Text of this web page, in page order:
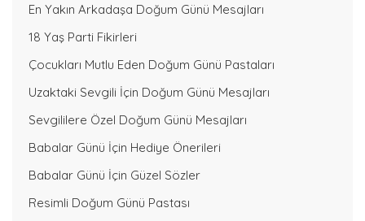
En Yakın Arkadaşa Doğum Günü Mesajları
18 Yaş Parti Fikirleri
Çocukları Mutlu Eden Doğum Günü Pastaları
Uzaktaki Sevgili İçin Doğum Günü Mesajları
Sevgililere Özel Doğum Günü Mesajları
Babalar Günü İçin Hediye Önerileri
Babalar Günü İçin Güzel Sözler
Resimli Doğum Günü Pastası